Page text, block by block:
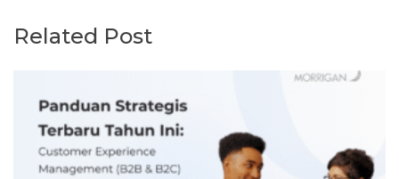
Related Post